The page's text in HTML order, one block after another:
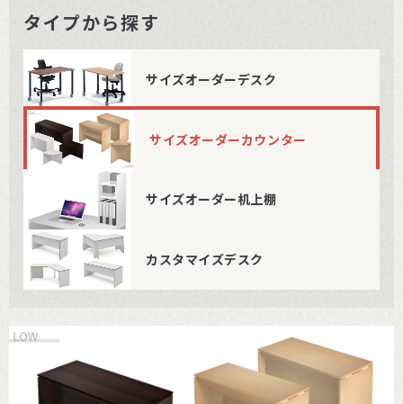
タイプから探す
サイズオーダーデスク
サイズオーダーカウンター
サイズオーダー机上棚
カスタマイズデスク